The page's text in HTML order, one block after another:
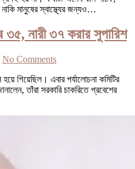
মানুষের স্বাস্থ্যের জন্যও…
নারী ৩৭ করার সুপারিশ
No Comments
গিয়েছিল। এবার পর্যালোচনা কমিটির
তাঁরা সরকারি চাকরিতে প্রবেশের